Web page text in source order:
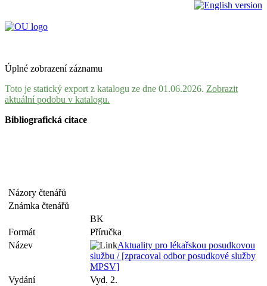
Úplné zobrazení záznamu
Toto je statický export z katalogu ze dne 01.06.2026. Zobrazit
aktuální podobu v katalogu.
Bibliografická citace
Názory čtenářů
Známka čtenářů
BK
Formát
Příručka
Název
Aktuality pro lékařskou posudkovou
službu / [zpracoval odbor posudkové služby
MPSV]
Vydání
Vyd. 2.